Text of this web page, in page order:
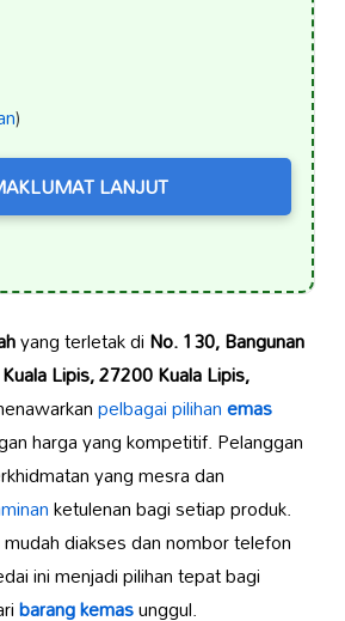
)
LANJUT
yang terletak diNo. 130, Bangunan
Lipis, 27200 Kuala Lipis,
pelbagai pilihanemas
harga yang kompetitif. Pelanggan
yang mesra dan
ketulenan bagi setiap produk.
diakses dan nombor telefon
ini menjadi pilihan tepat bagi
barang kemasunggul.